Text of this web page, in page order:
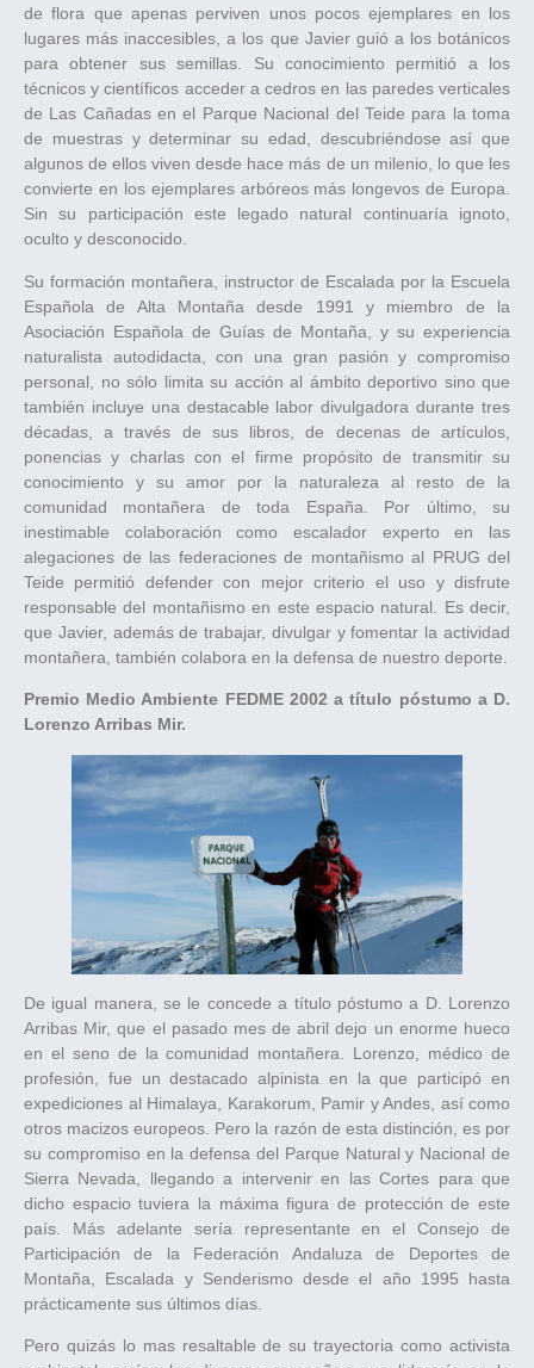
de flora que apenas perviven unos pocos ejemplares en los
lugares más inaccesibles, a los que Javier guió a los botánicos
para obtener sus semillas. Su conocimiento permitió a los
técnicos y científicos acceder a cedros en las paredes verticales
de Las Cañadas en el Parque Nacional del Teide para la toma
de muestras y determinar su edad, descubriéndose así que
algunos de ellos viven desde hace más de un milenio, lo que les
convierte en los ejemplares arbóreos más longevos de Europa.
Sin su participación este legado natural continuaría ignoto,
oculto y desconocido.
Su formación montañera, instructor de Escalada por la Escuela
Española de Alta Montaña desde 1991 y miembro de la
Asociación Española de Guías de Montaña, y su experiencia
naturalista autodidacta, con una gran pasión y compromiso
personal, no sólo limita su acción al ámbito deportivo sino que
también incluye una destacable labor divulgadora durante tres
décadas, a través de sus libros, de decenas de artículos,
ponencias y charlas con el firme propósito de transmitir su
conocimiento y su amor por la naturaleza al resto de la
comunidad montañera de toda España. Por último, su
inestimable colaboración como escalador experto en las
alegaciones de las federaciones de montañismo al PRUG del
Teide permitió defender con mejor criterio el uso y disfrute
responsable del montañismo en este espacio natural. Es decir,
que Javier, además de trabajar, divulgar y fomentar la actividad
montañera, también colabora en la defensa de nuestro deporte.
Premio Medio Ambiente FEDME 2002 a título póstumo a D.
Lorenzo Arribas Mir.
De igual manera, se le concede a título póstumo a D. Lorenzo
Arribas Mir, que el pasado mes de abril dejo un enorme hueco
en el seno de la comunidad montañera. Lorenzo, médico de
profesión, fue un destacado alpinista en la que participó en
expediciones al Himalaya, Karakorum, Pamir y Andes, así como
otros macizos europeos. Pero la razón de esta distinción, es por
su compromiso en la defensa del Parque Natural y Nacional de
Sierra Nevada, llegando a intervenir en las Cortes para que
dicho espacio tuviera la máxima figura de protección de este
país. Más adelante sería representante en el Consejo de
Participación de la Federación Andaluza de Deportes de
Montaña, Escalada y Senderismo desde el año 1995 hasta
prácticamente sus últimos días.
Pero quizás lo mas resaltable de su trayectoria como activista